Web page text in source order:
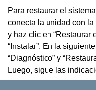
Para restaurar el
conecta la unidad con
y haz clic en “Restaurar
“Instalar”. En la
“Diagnóstico” y
Luego, sigue las